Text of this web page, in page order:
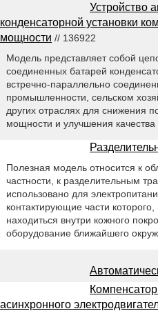
Устройство
конденсаторной установки
мощности // 136922
Модель представляет собой
соединенных батарей
встречно-параллельно
промышленности, сельском
других отраслях для снижения
мощности и улучшения качества
Полезная модель относится к
частности, к разделительным
использовано для
контактирующие части
находиться внутри кожного
оборудование ближайшего
асинхронного